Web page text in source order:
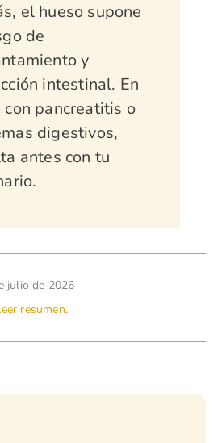
el hueso supone
de
y
intestinal. En
con pancreatitis o
digestivos,
antes con tu
julio de 2026
resumen.